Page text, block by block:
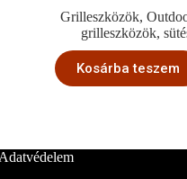
Grilleszközök,
grilleszközök,
Kosárba teszem
Adatvédelem